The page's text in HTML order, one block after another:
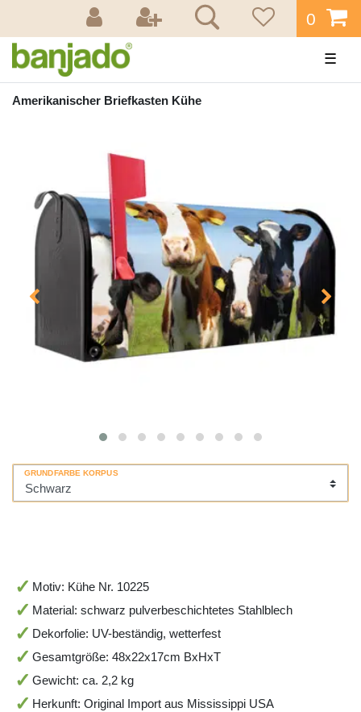
0
☰
Amerikanischer Briefkasten Kühe
GRUNDFARBE KORPUS
Motiv: Kühe Nr. 10225
Material: schwarz pulverbeschichtetes Stahlblech
Dekorfolie: UV-beständig, wetterfest
Gesamtgröße: 48x22x17cm BxHxT
Gewicht: ca. 2,2 kg
Herkunft: Original Import aus Mississippi USA